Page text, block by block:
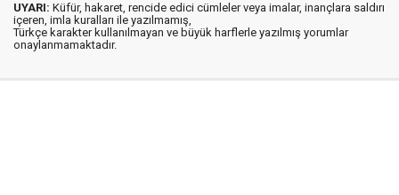
UYARI: Küfür, hakaret, rencide edici cümleler veya imalar, inançlara saldırı
içeren, imla kuralları ile yazılmamış,
Türkçe karakter kullanılmayan ve büyük harflerle yazılmış yorumlar
onaylanmamaktadır.